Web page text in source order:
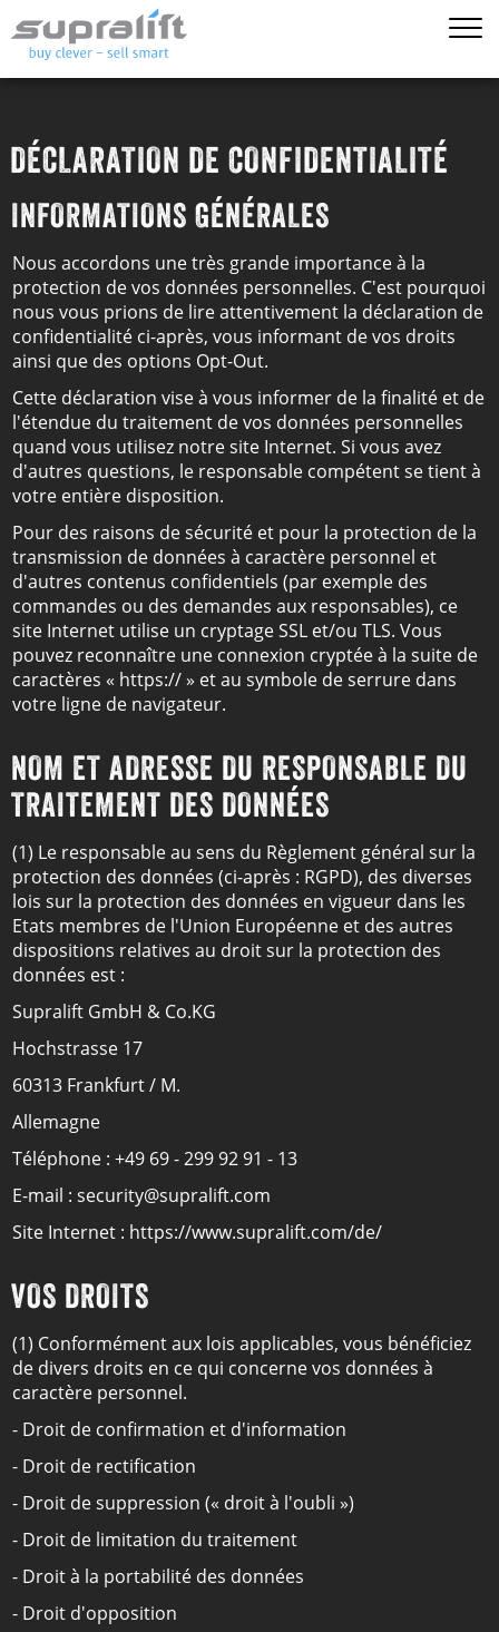
DÉCLARATION DE CONFIDENTIALITÉ
INFORMATIONS GÉNÉRALES
Nous accordons une très grande importance à la
protection de vos données personnelles. C'est pourquoi
nous vous prions de lire attentivement la déclaration de
confidentialité ci-après, vous informant de vos droits
ainsi que des options Opt-Out.
Cette déclaration vise à vous informer de la finalité et de
l'étendue du traitement de vos données personnelles
quand vous utilisez notre site Internet. Si vous avez
d'autres questions, le responsable compétent se tient à
votre entière disposition.
Pour des raisons de sécurité et pour la protection de la
transmission de données à caractère personnel et
d'autres contenus confidentiels (par exemple des
commandes ou des demandes aux responsables), ce
site Internet utilise un cryptage SSL et/ou TLS. Vous
pouvez reconnaître une connexion cryptée à la suite de
caractères « https:// » et au symbole de serrure dans
votre ligne de navigateur.
NOM ET ADRESSE DU RESPONSABLE DU
TRAITEMENT DES DONNÉES
(1) Le responsable au sens du Règlement général sur la
protection des données (ci-après : RGPD), des diverses
lois sur la protection des données en vigueur dans les
Etats membres de l'Union Européenne et des autres
dispositions relatives au droit sur la protection des
données est :
Supralift GmbH & Co.KG
Hochstrasse 17
60313 Frankfurt / M.
Allemagne
Téléphone : +49 69 - 299 92 91 - 13
E-mail : security@supralift.com
Site Internet : https://www.supralift.com/de/
VOS DROITS
(1) Conformément aux lois applicables, vous bénéficiez
de divers droits en ce qui concerne vos données à
caractère personnel.
- Droit de confirmation et d'information
- Droit de rectification
- Droit de suppression (« droit à l'oubli »)
- Droit de limitation du traitement
- Droit à la portabilité des données
- Droit d'opposition